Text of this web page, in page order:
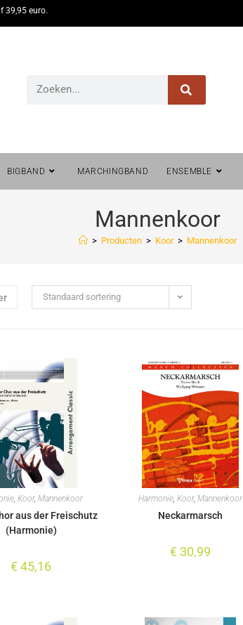
39,95 euro.
BIGBAND MARCHINGBAND ENSEMBLE
Mannenkoor
> Producten > Koor > Mannenkoor
Standaard sortering
,Koor,Mannenkoor
aus der Freischutz
(Harmonie)
€45,16
Harmonie,Koor,Mannenkoor
Neckarmarsch
€30,99